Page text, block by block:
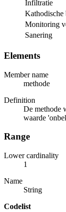
Infiltratie
Kathodische
Monitoring
Sanering
Elements
Member name
methode
Definition
De methode
waarde
Range
Lower cardinality
1
Name
String
Codelist